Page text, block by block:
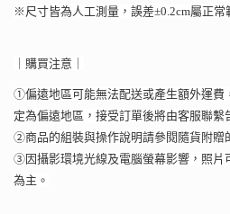
※尺寸皆為人工測量，誤差±0.2cm屬正常
｜購買注意｜
①偏遠地區可能無法配送或產生額外運費
定為偏遠地區，接受訂單後將由客服聯繫
②商品的組裝與操作說明請參閱隨貨附贈
③因攝影環境光線及電腦螢幕影響，照片
為主。